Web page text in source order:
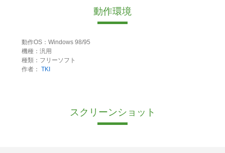
動作環境
動作OS：Windows 98/95
機種：汎用
種類：フリーソフト
作者： TKI
スクリーンショット